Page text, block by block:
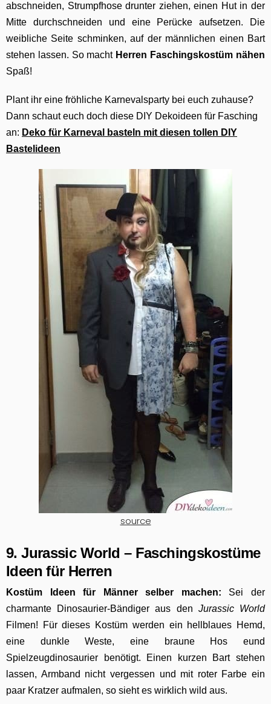
abschneiden, Strumpfhose drunter ziehen, einen Hut in der
Mitte durchschneiden und eine Perücke aufsetzen. Die
weibliche Seite schminken, auf der männlichen einen Bart
stehen lassen. So macht Herren Faschingskostüm nähen
Spaß!
Plant ihr eine fröhliche Karnevalsparty bei euch zuhause?
Dann schaut euch doch diese DIY Dekoideen für Fasching
an: Deko für Karneval basteln mit diesen tollen DIY
Bastelideen
source
9. Jurassic World – Faschingskostüme
Ideen für Herren
Kostüm Ideen für Männer selber machen: Sei der
charmante Dinosaurier-Bändiger aus den Jurassic World
Filmen! Für dieses Kostüm werden ein hellblaues Hemd,
eine dunkle Weste, eine braune Hos eund
Spielzeugdinosaurier benötigt. Einen kurzen Bart stehen
lassen, Armband nicht vergessen und mit roter Farbe ein
paar Kratzer aufmalen, so sieht es wirklich wild aus.